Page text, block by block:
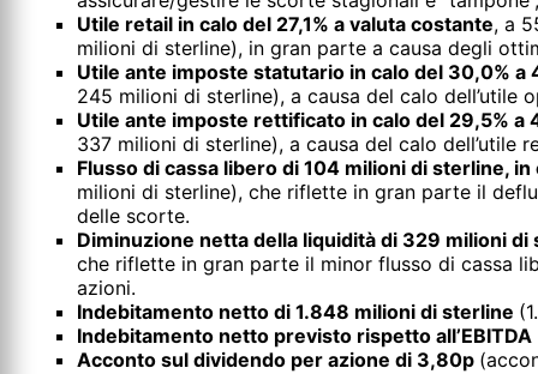
Utile retail in calo del 27,1% a valuta costante, a
milioni di sterline), in gran parte a causa degli
Utile ante imposte statutario in calo del 30,0% a
245 milioni di sterline), a causa del calo
Utile ante imposte rettificato in calo del 29,5%
337 milioni di sterline), a causa del calo
Flusso di cassa libero di 104 milioni di sterline, in
milioni di sterline), che riflette in gran parte il
delle scorte.
Diminuzione netta della liquidità di 329 milioni di
che riflette in gran parte il minor flusso di cassa
azioni.
Indebitamento netto di 1.848 milioni di sterline
Indebitamento netto previsto rispetto all’EBITDA
Acconto sul dividendo per azione di 3,80p